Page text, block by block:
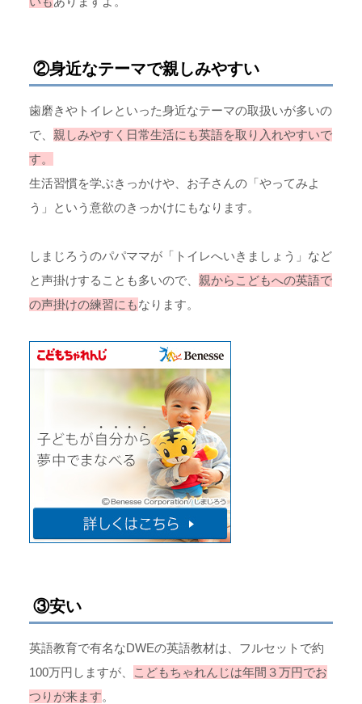
②身近なテーマで親しみやすい
歯磨きやトイレといった身近なテーマの取扱いが多いの
で、 親しみやすく日常生活にも英語を取り入れやすいで
す。
生活習慣を学ぶきっかけや、お子さんの「やってみよ
う」という意欲のきっかけにもなります。
しまじろうのパパママが「トイレへいきましょう」など
と声掛けすることも多いので、 親からこどもへの英語で
の声掛けの練習にもなります。
③安い
英語教育で有名なDWEの英語教材は、フルセットで約
100万円しますが、
こどもちゃれんじは年間３万円でお
つりが来ます。